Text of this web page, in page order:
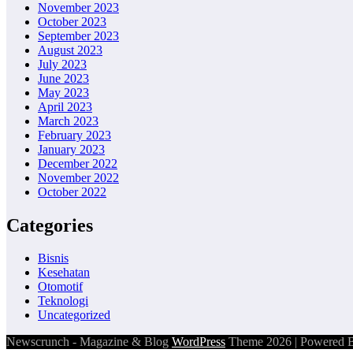
November 2023
October 2023
September 2023
August 2023
July 2023
June 2023
May 2023
April 2023
March 2023
February 2023
January 2023
December 2022
November 2022
October 2022
Categories
Bisnis
Kesehatan
Otomotif
Teknologi
Uncategorized
Newscrunch - Magazine & Blog WordPress Theme 2026 | Powered